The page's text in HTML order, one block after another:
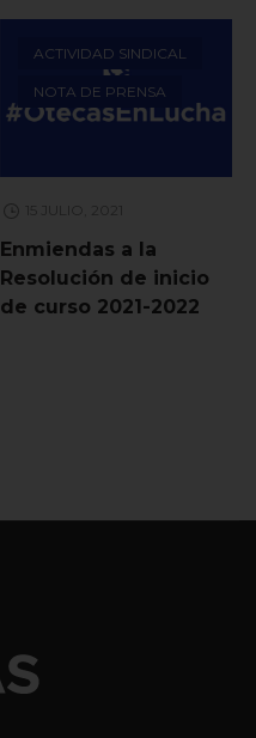
ACTIVIDAD SINDICAL
NOTA DE PRENSA
15 JULIO, 2021
Enmiendas a la
Resolución de inicio
de curso 2021-2022